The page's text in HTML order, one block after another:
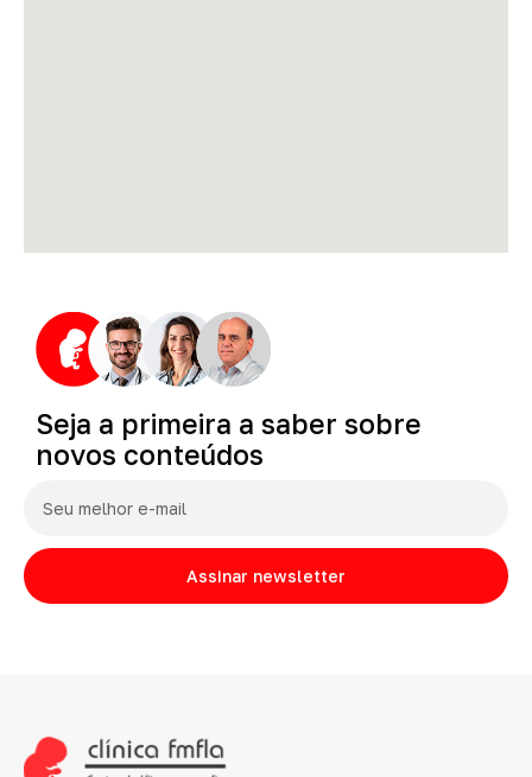
Seja a primeira a saber sobre
novos conteúdos
Assinar newsletter